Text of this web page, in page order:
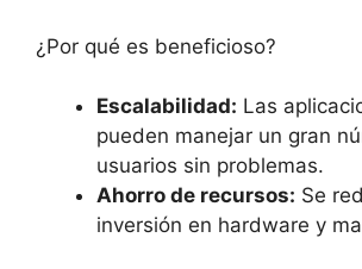
¿Por qué es beneficioso?
Escalabilidad: Las
pueden manejar un gran
usuarios sin problemas.
Ahorro de recursos: Se
inversión en hardware y